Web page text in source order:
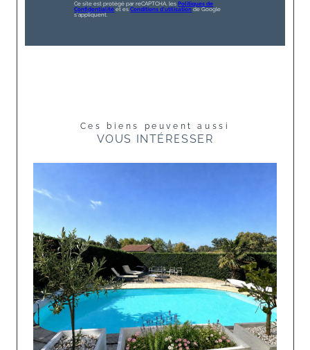
Ce site est protégé par reCAPTCHA, les Politiques de
Confidentialité et esConditions d'utilisation de Google
s'appliquent.
Ces biens peuvent aussi
VOUS INTÉRESSER